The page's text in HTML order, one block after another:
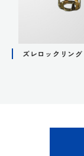
ズレロックリング